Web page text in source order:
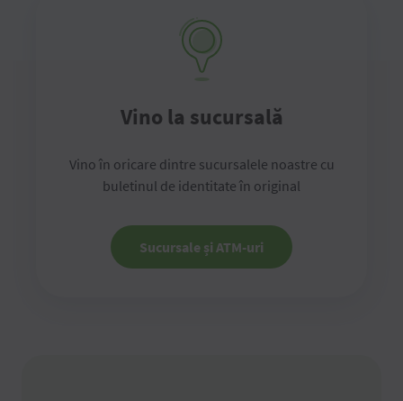
Vino la sucursală
Vino în oricare dintre sucursalele noastre cu
buletinul de identitate în original
Sucursale și ATM-uri